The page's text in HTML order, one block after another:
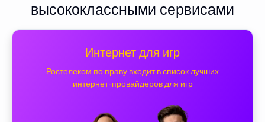
высококлассными сервисами
Интернет для игр
Ростелеком по праву входит в список лучших
интернет-провайдеров для игр